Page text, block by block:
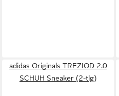
adidas Originals TREZIOD 2.0
SCHUH Sneaker (2-tlg)